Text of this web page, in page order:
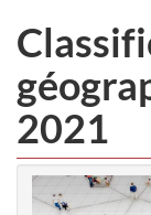
2021